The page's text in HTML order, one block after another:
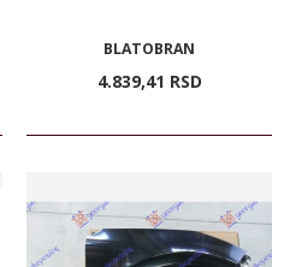
BLATOBRAN
4.839,41 RSD